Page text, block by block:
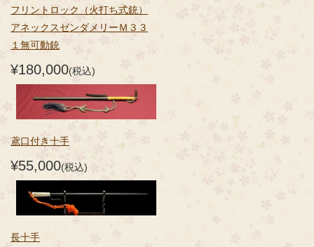
フリントロック（火打ち式銃）
アネックスゼンダメリーＭ３３
１無可動銃
¥180,000(税込)
鳶口付き十手
¥55,000(税込)
長十手